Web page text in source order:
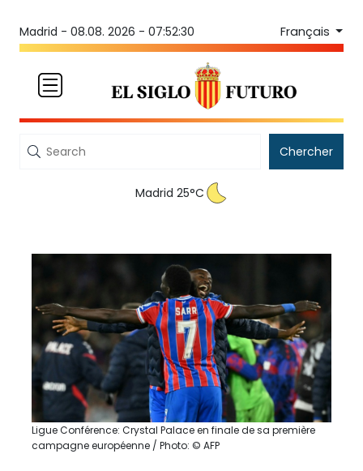
Madrid - 08.08. 2026 - 07:52:30 Français
Chercher
Madrid 25°C
Ligue Conférence: Crystal Palace en finale de sa première
campagne européenne / Photo: © AFP